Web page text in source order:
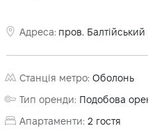
Адреса: пров.
Станція метро: Оболонь
Тип оренди: Подобова
Апартаменти: 2 гостя